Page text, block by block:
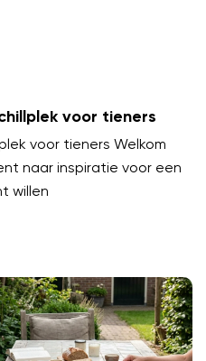
voor tieners
voor tieners Welkom
naar inspiratie voor een
willen